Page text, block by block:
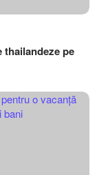
thailandeze pe